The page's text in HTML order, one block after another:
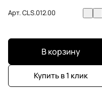
Арт.CLS.012.00
В корзину
Купить в 1 клик